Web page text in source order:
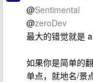
@Sentimental
@zeroDev
最大的错觉就是
如果你是简单的
单点，就地名/景